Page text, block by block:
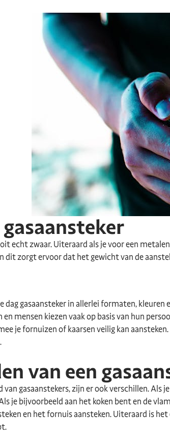
echt zwaar. Uiteraard als je voor een
dit zorgt ervoor dat het gewicht van de
dag gasaansteker in allerlei formaten,
mensen kiezen vaak op basis van hun
je fornuizen of kaarsen veilig kan
van een
gasaanstekers, zijn er ook verschillen.
je bijvoorbeeld aan het koken bent en de
en het fornuis aansteken. Uiteraard is